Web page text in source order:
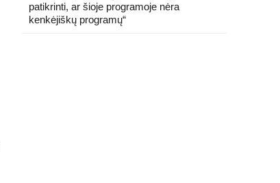
patikrinti, ar šioje programoje nėra
kenkėjiškų programų“